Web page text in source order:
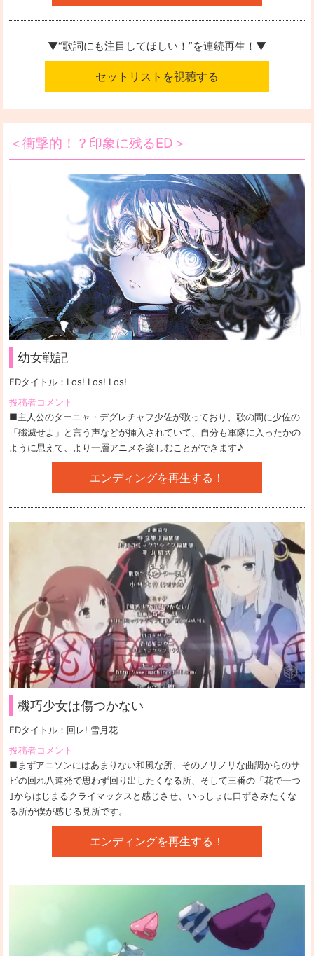
▼“歌詞にも注目してほしい！”を連続再生！▼
セットリストを視聴する
＜衝撃的！？印象に残るED＞
幼女戦記
EDタイトル： Los! Los! Los!
投稿者コメント
■主人公のターニャ・デグレチャフ少佐が歌っており、歌の間に少佐の
「殲滅せよ」と言う声などが挿入されていて、自分も軍隊に入ったかの
ように思えて、より一層アニメを楽しむことができます♪
エンディングを再生する！
機巧少女は傷つかない
EDタイトル： 回レ! 雪月花
投稿者コメント
■まずアニソンにはあまりない和風な所、そのノリノリな曲調からのサ
ビの回れ八連発で思わず回り出したくなる所、そして三番の「花で一つ
｣からはじまるクライマックスと感じさせ、いっしょに口ずさみたくな
る所が僕が感じる見所です。
エンディングを再生する！